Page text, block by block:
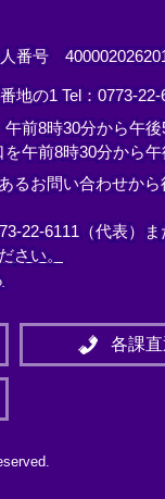
番号
地の1 Tel：0773-22-
前8時30分から午
午前8時30分から
るお問い合わせから
22-6111（代表）ま
さい。
各課